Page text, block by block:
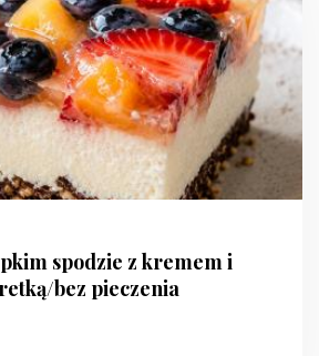
spodzie z kremem i
bez pieczenia